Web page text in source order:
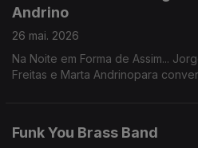
Andrino
26 mai. 2026
Na Noite em Forma de Assim...
Freitas e Marta Andrinopara
Funk You Brass Band